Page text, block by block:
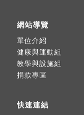
網站導覽
單位介紹
健康與運動組
教學與設施組
捐款專區
快速連結